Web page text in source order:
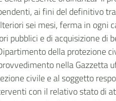
ai fini del definitivo
sei mesi, ferma in ogni
pubblici e di acquisizione
della protezione
nella Gazzetta
civile e al soggetto
con il relativo stato di